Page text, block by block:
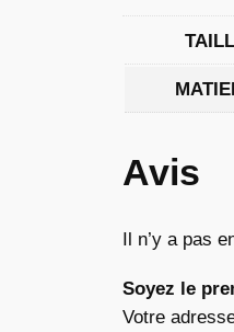
Avis
Il n’y a pas
Soyez le
Votre